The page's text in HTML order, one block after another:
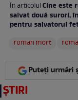
În articolulCine este
salvat două surori,
pentru salvatorul
roman mort
Puteți urmări
ȘTIRI